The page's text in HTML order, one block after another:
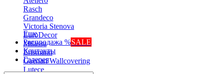
Rasch
Grandeco
Victoria Stenova
EuroDecor
Milassa
Erismann
Gaenari Wallcovering
Lutece
Еще
Распродажа %SALE
Контакты
Галерея